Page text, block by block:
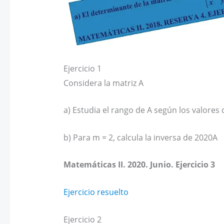
Ejercicio 1
Considera la matriz A
a) Estudia el rango de A según los valores
b) Para m = 2, calcula la inversa de 2020A
Matemáticas II. 2020. Junio. Ejercicio 3
Ejercicio resuelto
Ejercicio 2